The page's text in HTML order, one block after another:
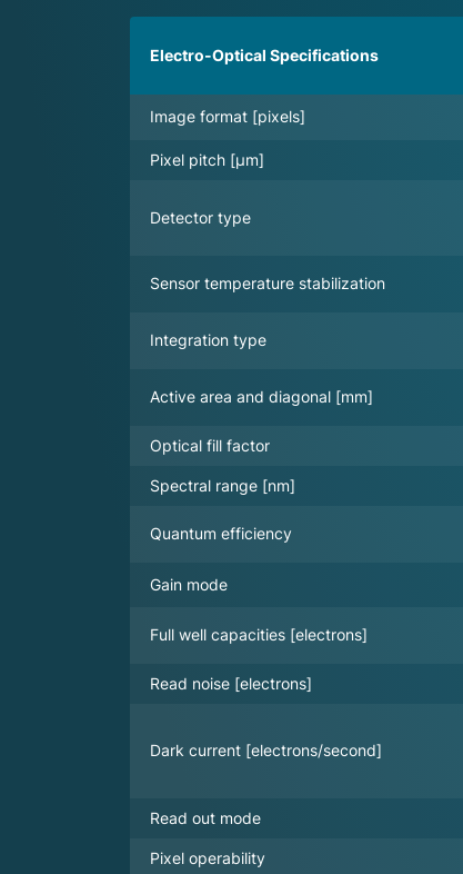
Electro-Optical Specifications
Image format [pixels]
Pixel pitch [µm]
Detector type
Sensor temperature stabilization
Integration type
Active area and diagonal [mm]
Optical fill factor
Spectral range [nm]
Quantum efficiency
Gain mode
Full well capacities [electrons]
Read noise [electrons]
Dark current [electrons/second]
Read out mode
Pixel operability